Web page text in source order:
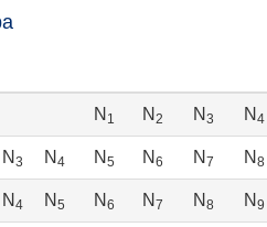
N 1 N 2 N 3 N 4
N 3 N 4 N 5 N 6 N 7 N 8
N 4 N 5 N 6 N 7 N 8 N 9